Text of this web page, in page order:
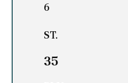
6
ST.
35